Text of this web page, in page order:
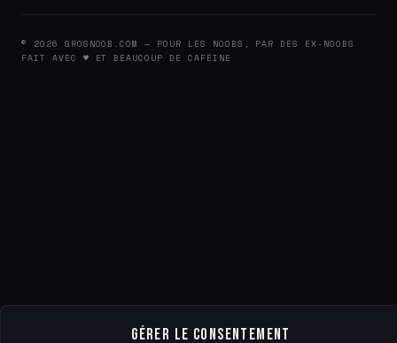
Gérer le consentement
© 2026 GROSNOOB.COM — POUR LES NOOBS, PAR DES EX-NOOBS
FAIT AVEC ♥ ET BEAUCOUP DE CAFÉINE